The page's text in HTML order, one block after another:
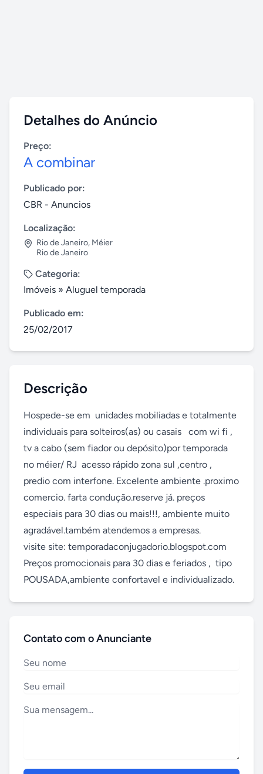
Detalhes do Anúncio
Preço:
A combinar
Publicado por:
CBR - Anuncios
Localização:
Rio de Janeiro, Méier
Rio de Janeiro
Categoria:
Imóveis » Aluguel temporada
Publicado em:
25/02/2017
Descrição
Hospede-se em  unidades mobiliadas e totalmente
individuais para solteiros(as) ou casais   com wi fi ,
tv a cabo (sem fiador ou depósito)por temporada
no méier/ RJ  acesso rápido zona sul ,centro ,
predio com interfone. Excelente ambiente .proximo
comercio. farta condução.reserve já. preços
especiais para 30 dias ou mais!!!, ambiente muito
agradável.também atendemos a empresas.
visite site: temporadaconjugadorio.blogspot.com
Preços promocionais para 30 dias e feriados ,  tipo
POUSADA,ambiente confortavel e individualizado.
Contato com o Anunciante